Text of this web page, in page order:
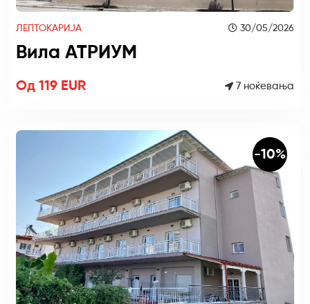
ЛЕПТОКАРИЈА 30/05/2026
Вила АТРИУМ
Од 119 EUR 7 ноќевања
-10%